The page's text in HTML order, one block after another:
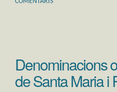
Denominacions
de Santa Maria i